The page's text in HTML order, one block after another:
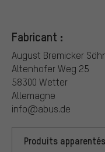
Fabricant :
August Bremicker
Altenhofer Weg 25
58300 Wetter
Allemagne
info@abus.de
Produits apparentés